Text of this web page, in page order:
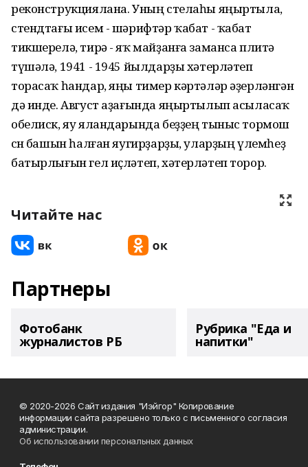
реконструкциялана. Уның стелаһы яңыртыла,
стендтағы исем - шәрифтәр ҡабат - ҡабат
тикшерелә, тирә - яҡ майҙанға заманса плитә
түшәлә, 1941 - 1945 йылдарҙы хәтерләтеп
торасаҡ һандар, яңы тимер кәртәләр әҙерләнгән
дә инде. Август аҙағында яңыртылып асыласаҡ
обелиск, яу яландарында беҙҙең тыныс тормош
өсөн башын һалған яугирҙарҙы, уларҙың үлемһеҙ
батырлығын гел иҫләтеп, хәтерләтеп торор.
Читайте нас
Партнеры
Фотобанк
журналистов РБ
Рубрика "Еда и
напитки"
© 2020-2026 Сайт издания "Иэйгор" Копирование
информации сайта разрешено только с письменного согласия
администрации.
Об использовании персональных данных